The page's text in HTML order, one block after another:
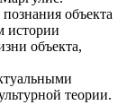
объекта
истории
объекта,
теории.